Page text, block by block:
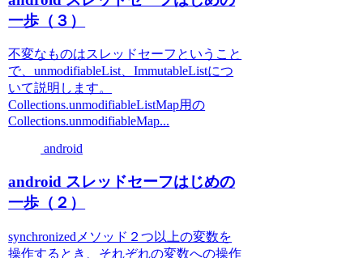
一歩（３）
不変なものはスレッドセーフということ
で、unmodifiableList、ImmutableListにつ
いて説明します。
Collections.unmodifiableListMap用の
Collections.unmodifiableMap...
android
android スレッドセーフはじめの
一歩（２）
synchronizedメソッド２つ以上の変数を
操作するとき、それぞれの変数への操作